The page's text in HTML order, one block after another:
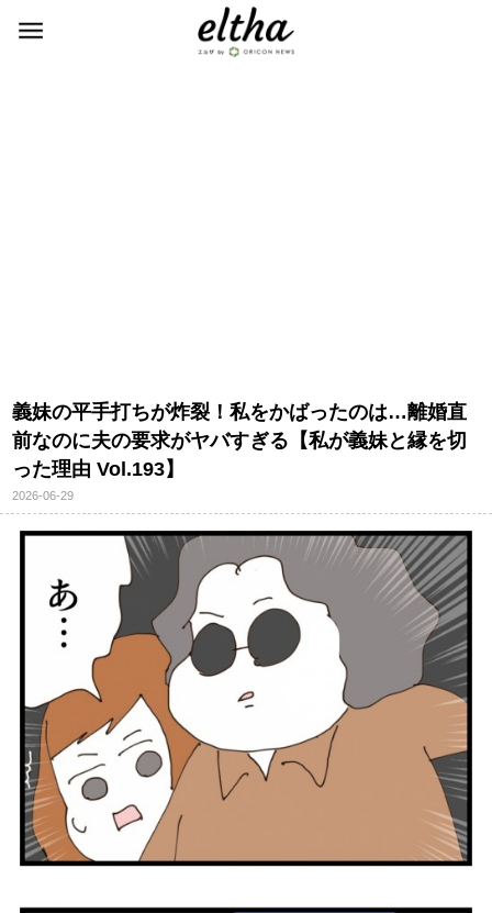
義妹の平手打ちが炸裂！私をかばったのは…離婚直
前なのに夫の要求がヤバすぎる【私が義妹と縁を切
った理由 Vol.193】
2026-06-29